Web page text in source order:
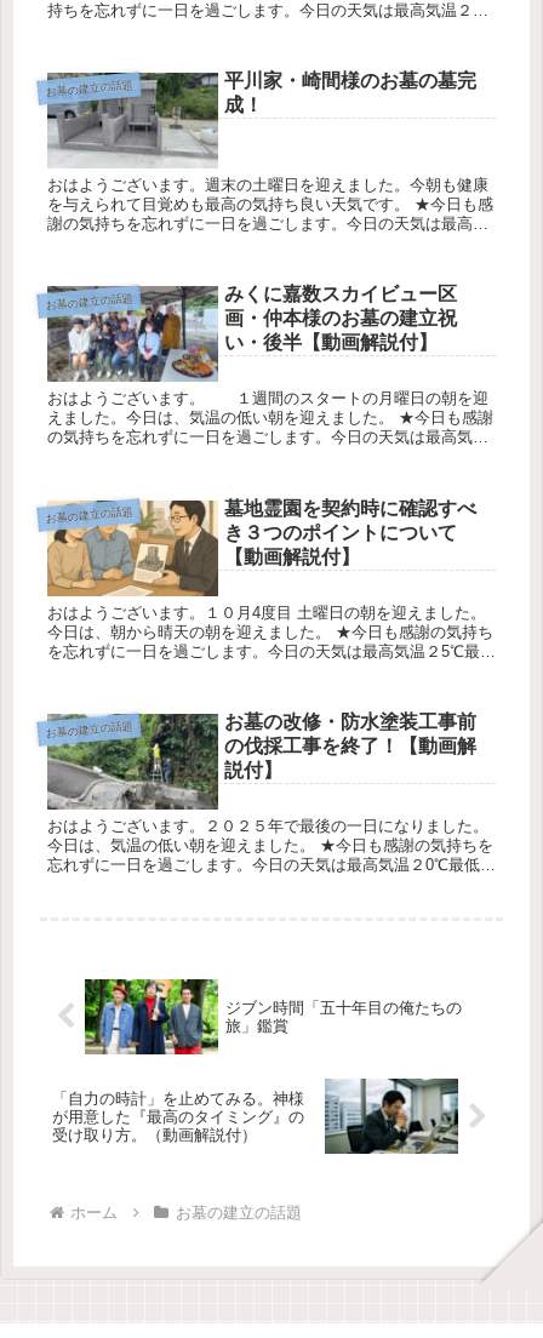
持ちを忘れずに一日を過ごします。今日の天気は最高気温２
お墓の建立の話題
平川家・崎間様のお墓の墓完
成！
おはようございます。週末の土曜日を迎えました。今朝も健康
を与えられて目覚めも最高の気持ち良い天気です。 ★今日も感
謝の気持ちを忘れずに一日を過ごします。今日の天気は最高気
お墓の建立の話題
みくに嘉数スカイビュー区
画・仲本様のお墓の建立祝
い・後半【動画解説付】
おはようございます。 １週間のスタートの月曜日の朝を迎
えました。今日は、気温の低い朝を迎えました。 ★今日も感謝
の気持ちを忘れずに一日を過ごします。今日の天気は最高気温
お墓の建立の話題
墓地霊園を契約時に確認すべ
き３つのポイントについて
【動画解説付】
おはようございます。１０月4度目 土曜日の朝を迎えました。
今日は、朝から晴天の朝を迎えました。 ★今日も感謝の気持ち
を忘れずに一日を過ごします。今日の天気は最高気温２5℃最低
お墓の建立の話題
お墓の改修・防水塗装工事前
の伐採工事を終了！【動画解
説付】
おはようございます。２０２５年で最後の一日になりました。
今日は、気温の低い朝を迎えました。 ★今日も感謝の気持ちを
忘れずに一日を過ごします。今日の天気は最高気温２0℃最低気
ジブン時間「五十年目の俺たちの
旅」鑑賞
「自力の時計」を止めてみる。神様
が用意した『最高のタイミング』の
受け取り方。（動画解説付）
ホーム お墓の建立の話題